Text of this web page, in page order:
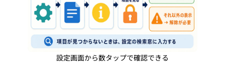
設定画面から数タップで確認できる